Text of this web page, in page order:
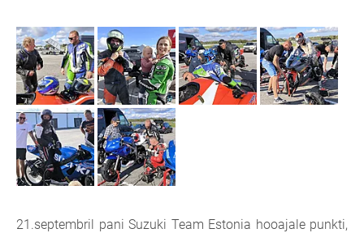
21.septembril pani Suzuki Team Estonia hooajale punkti,